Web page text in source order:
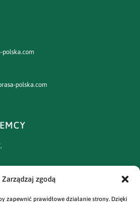
Zarządzaj zgodą
zapewnić prawidłowe działanie strony. Dzięki
polska.com
polska.com